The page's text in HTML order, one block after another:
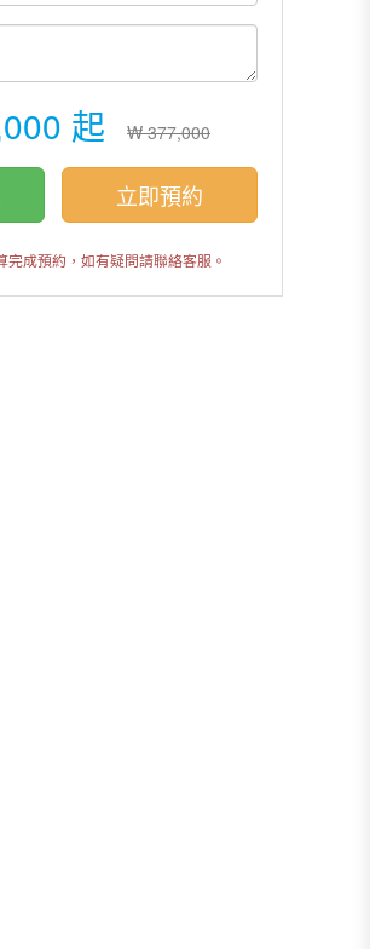
起 ₩ 377,000
立即預約
成預約，如有疑問請聯絡客服。